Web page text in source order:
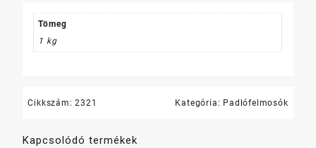
Tömeg
1 kg
Cikkszám:2321 Kategória: Padlófelmosók
Kapcsolódó termékek